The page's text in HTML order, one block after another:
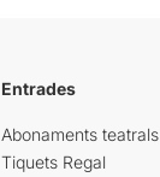
Entrades
Abonaments teatrals
Tiquets Regal